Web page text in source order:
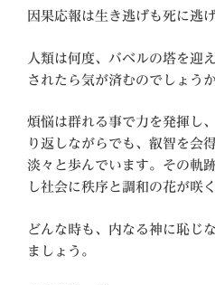
因果応報は生き逃げも死に逃
人類は何度、バベルの塔を迎
されたら気が済むのでしょう
煩悩は群れる事で力を発揮し
り返しながらでも、叡智を会
淡々と歩んでいます。その軌
し社会に秩序と調和の花が咲
どんな時も、内なる神に恥じ
ましょう。